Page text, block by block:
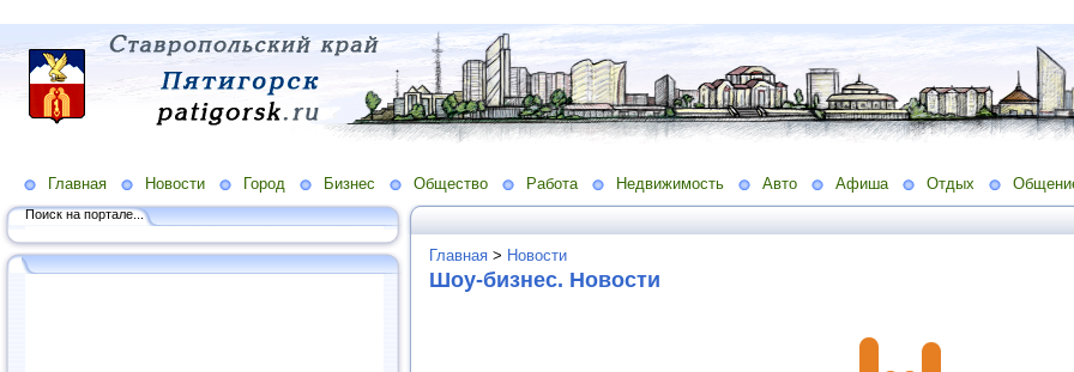
Главная Новости Город Бизнес Общество Работа Недвижимость Авто Афиша Отдых
Поиск на портале...
Главная > Новости
Шоу-бизнес. Новости